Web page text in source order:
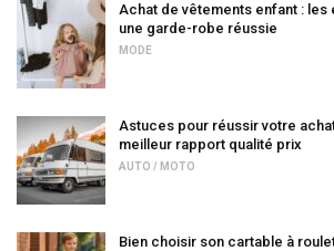
Achat de vêtements enfant : les
une garde-robe réussie
MODE
Astuces pour réussir votre
meilleur rapport qualité prix
AUTO / MOTO
Bien choisir son cartable à